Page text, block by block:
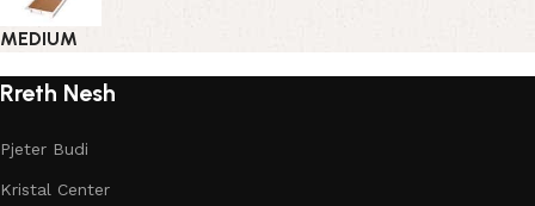
MEDIUM
Rreth Nesh
Pjeter Budi
Kristal Center